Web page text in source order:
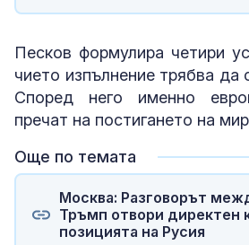
Песков формулира четири
чието изпълнение трябва да
Според него именно
пречат на постигането на
Още по темата
Москва: Разговорът
Тръмп отвори директен
позицията на Русия